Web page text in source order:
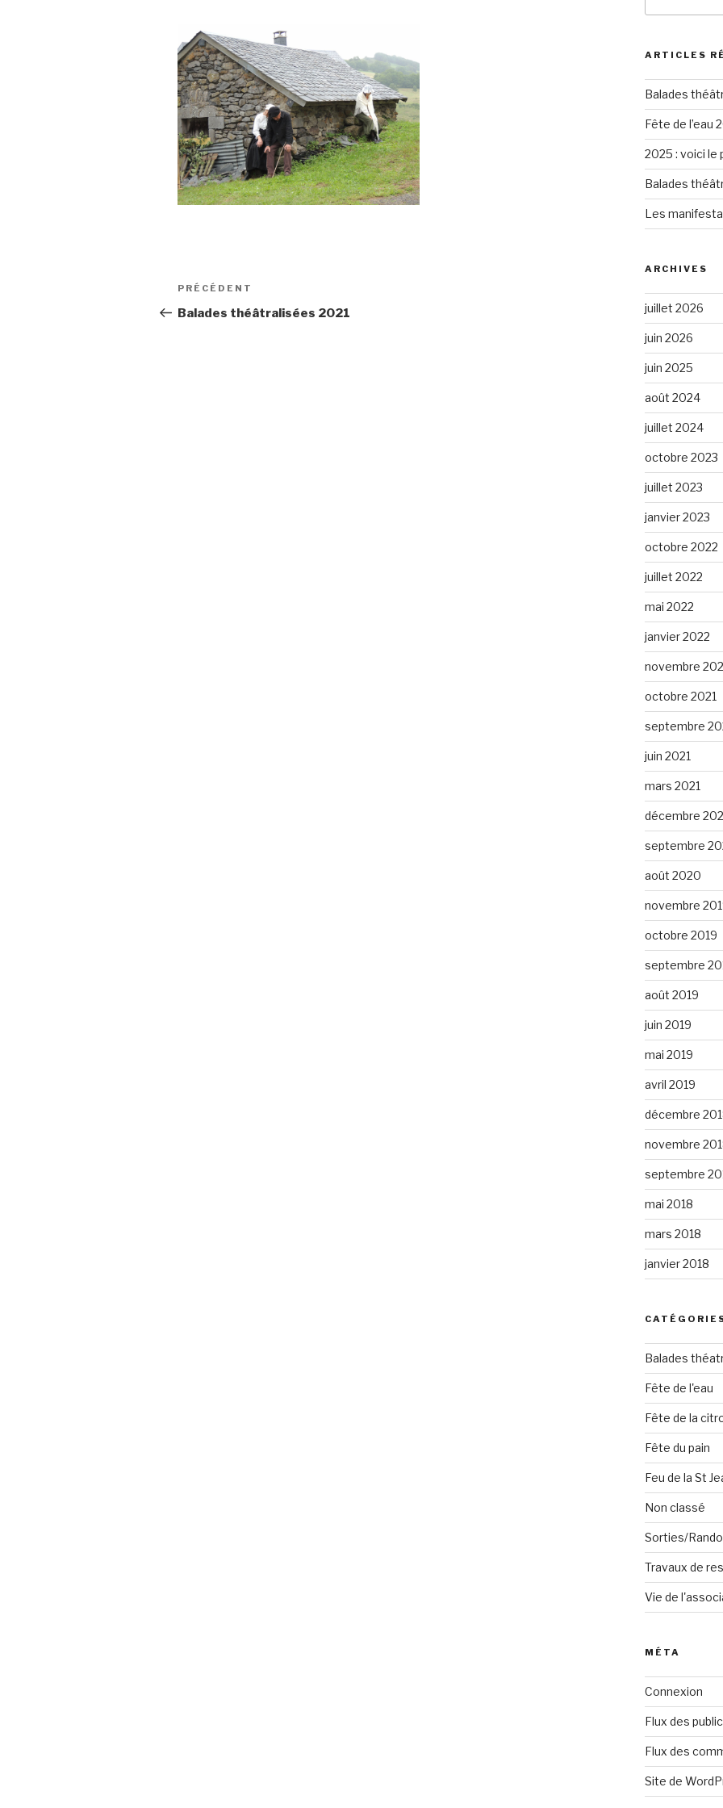
Navigation
de
Article
précédent
PRÉCÉDENT
Balades théâtralisées 2021
:
ARTICLES
Balades
Fête de l’eau
2025 : voici le
Balades
Les
ARCHIVES
juillet 2026
juin 2026
juin 2025
août 2024
juillet 2024
octobre 2023
juillet 2023
janvier 2023
octobre 2022
juillet 2022
mai 2022
janvier 2022
novembre
octobre 2021
septembre
juin 2021
mars 2021
décembre
septembre
août 2020
novembre
octobre 2019
septembre
août 2019
juin 2019
mai 2019
avril 2019
décembre
novembre
septembre
mai 2018
mars 2018
janvier 2018
Balades
Fête de l'eau
Fête de la
Fête du pain
Feu de la St
Non classé
Sorties/
Travaux de
Vie de
MÉTA
Connexion
Flux des
Flux des
Site de